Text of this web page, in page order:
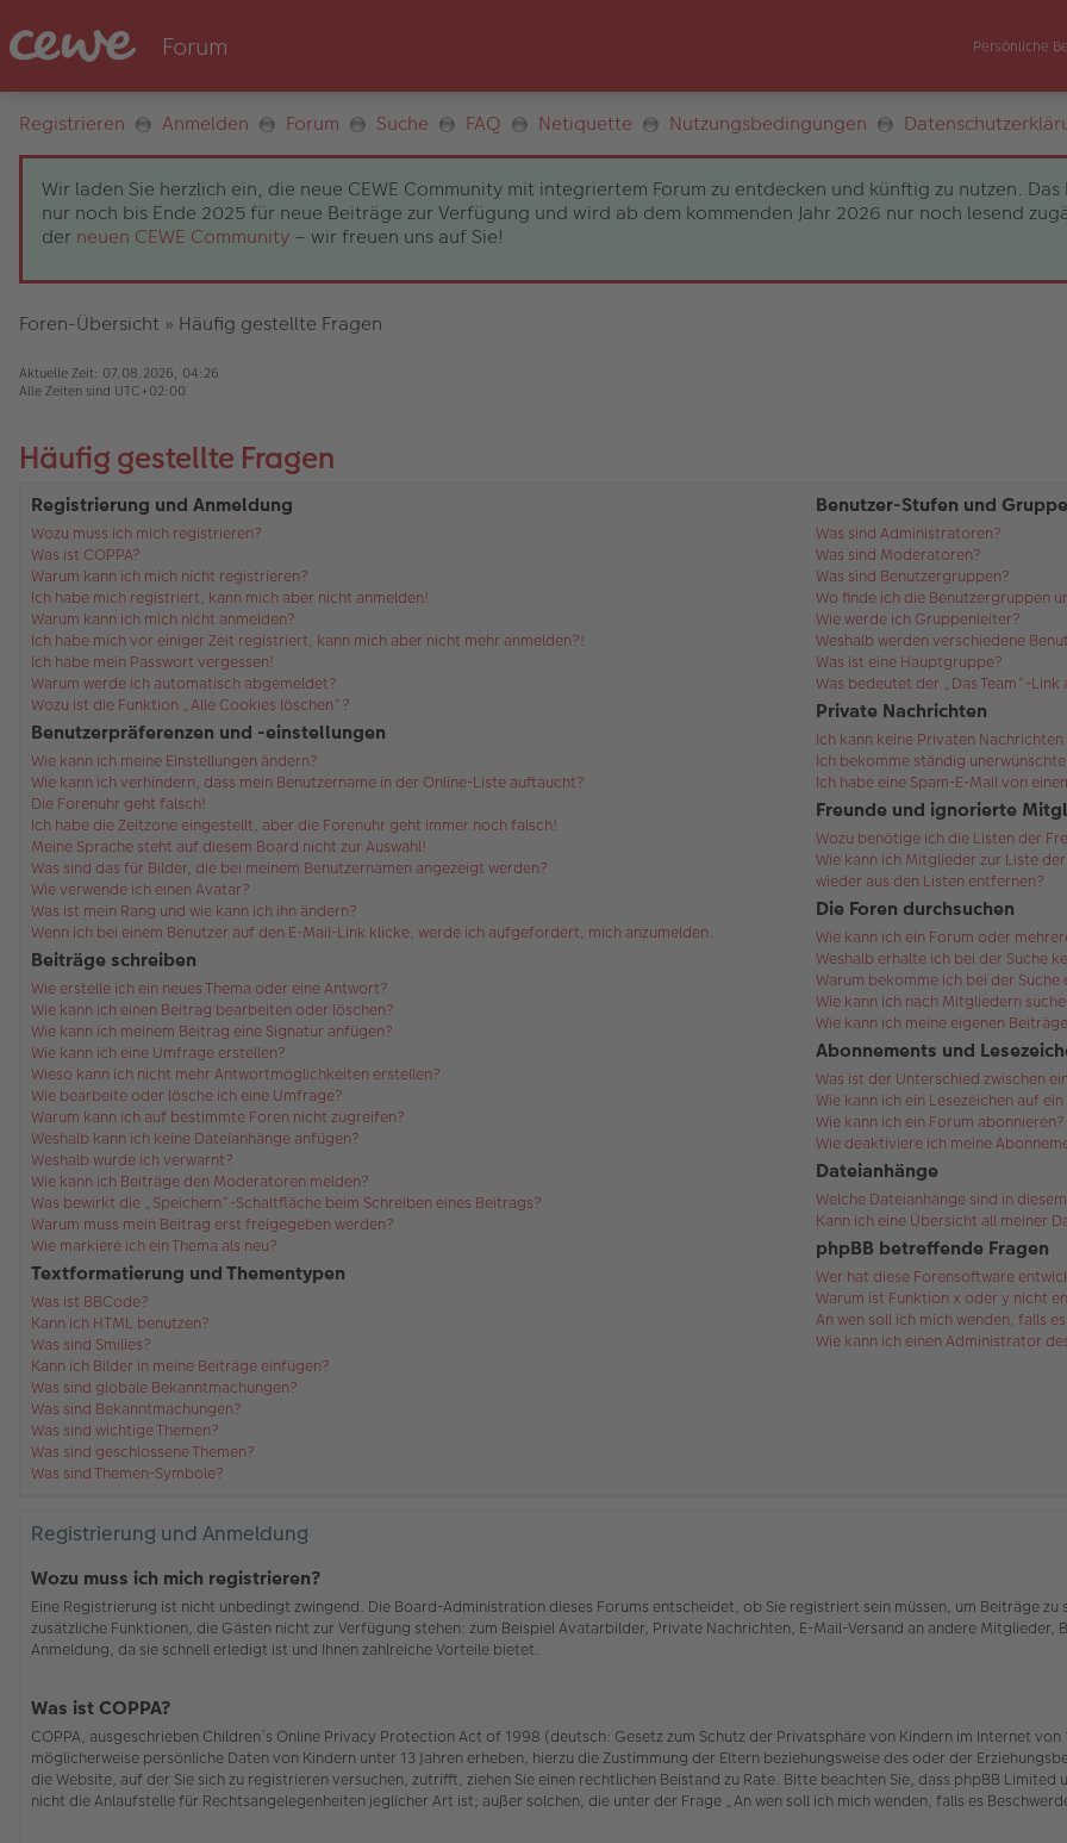
Persönliche
Registrieren Anmelden Forum Suche FAQ Netiquette Nutzungsbedingungen
Wir laden Sie herzlich ein, die neue CEWE Community mit integriertem Forum zu entdecken und künftig zu nutzen.
nur noch bis Ende 2025 für neue Beiträge zur Verfügung und wird ab dem kommenden Jahr 2026 nur noch lesend
der neuen CEWE Community – wir freuen uns auf Sie!
Foren-Übersicht » Häufig gestellte Fragen
Aktuelle Zeit: 07.08.2026, 04:26
Alle Zeiten sind UTC+02:00
Häufig gestellte Fragen
Registrierung und Anmeldung
Wozu muss ich mich registrieren?
Was ist COPPA?
Warum kann ich mich nicht registrieren?
Ich habe mich registriert, kann mich aber nicht anmelden!
Warum kann ich mich nicht anmelden?
Ich habe mich vor einiger Zeit registriert, kann mich aber nicht mehr anmelden?!
Ich habe mein Passwort vergessen!
Warum werde ich automatisch abgemeldet?
Wozu ist die Funktion „Alle Cookies löschen“?
Benutzerpräferenzen und -einstellungen
Wie kann ich meine Einstellungen ändern?
Wie kann ich verhindern, dass mein Benutzername in der Online-Liste auftaucht?
Die Forenuhr geht falsch!
Ich habe die Zeitzone eingestellt, aber die Forenuhr geht immer noch falsch!
Meine Sprache steht auf diesem Board nicht zur Auswahl!
Was sind das für Bilder, die bei meinem Benutzernamen angezeigt werden?
Wie verwende ich einen Avatar?
Was ist mein Rang und wie kann ich ihn ändern?
Wenn ich bei einem Benutzer auf den E-Mail-Link klicke, werde ich aufgefordert, mich anzumelden.
Beiträge schreiben
Wie erstelle ich ein neues Thema oder eine Antwort?
Wie kann ich einen Beitrag bearbeiten oder löschen?
Wie kann ich meinem Beitrag eine Signatur anfügen?
Wie kann ich eine Umfrage erstellen?
Wieso kann ich nicht mehr Antwortmöglichkeiten erstellen?
Wie bearbeite oder lösche ich eine Umfrage?
Warum kann ich auf bestimmte Foren nicht zugreifen?
Weshalb kann ich keine Dateianhänge anfügen?
Weshalb wurde ich verwarnt?
Wie kann ich Beiträge den Moderatoren melden?
Was bewirkt die „Speichern“-Schaltfläche beim Schreiben eines Beitrags?
Warum muss mein Beitrag erst freigegeben werden?
Wie markiere ich ein Thema als neu?
Textformatierung und Thementypen
Was ist BBCode?
Kann ich HTML benutzen?
Was sind Smilies?
Kann ich Bilder in meine Beiträge einfügen?
Was sind globale Bekanntmachungen?
Was sind Bekanntmachungen?
Was sind wichtige Themen?
Was sind geschlossene Themen?
Was sind Themen-Symbole?
Benutzer-Stufen und
Was sind Administratoren?
Was sind Moderatoren?
Was sind Benutzergruppen?
Wo finde ich die Benutzergruppen
Wie werde ich Gruppenleiter?
Weshalb werden verschiedene
Was ist eine Hauptgruppe?
Was bedeutet der „Das Team“-
Private Nachrichten
Ich kann keine Privaten
Ich bekomme ständig
Ich habe eine Spam-E-Mail von
Freunde und ignorierte
Wozu benötige ich die Listen der
Wie kann ich Mitglieder zur Liste
wieder aus den Listen entfernen?
Die Foren durchsuchen
Wie kann ich ein Forum oder
Weshalb erhalte ich bei der Suche
Warum bekomme ich bei der Suche
Wie kann ich nach Mitgliedern
Wie kann ich meine eigenen
Abonnements und
Was ist der Unterschied zwischen
Wie kann ich ein Lesezeichen auf
Wie kann ich ein Forum abonnieren?
Wie deaktiviere ich meine
Dateianhänge
Welche Dateianhänge sind in
Kann ich eine Übersicht all meiner
phpBB betreffende Fragen
Wer hat diese Forensoftware
Warum ist Funktion x oder y nicht
An wen soll ich mich wenden, falls
Wie kann ich einen Administrator
Registrierung und Anmeldung
Wozu muss ich mich registrieren?
Eine Registrierung ist nicht unbedingt zwingend. Die Board-Administration dieses Forums entscheidet, ob Sie registriert sein müssen, um Beiträge
zusätzliche Funktionen, die Gästen nicht zur Verfügung stehen: zum Beispiel Avatarbilder, Private Nachrichten, E-Mail-Versand an andere
Anmeldung, da sie schnell erledigt ist und Ihnen zahlreiche Vorteile bietet.
Was ist COPPA?
COPPA, ausgeschrieben Children’s Online Privacy Protection Act of 1998 (deutsch: Gesetz zum Schutz der Privatsphäre von Kindern im Internet
möglicherweise persönliche Daten von Kindern unter 13 Jahren erheben, hierzu die Zustimmung der Eltern beziehungsweise des oder der
die Website, auf der Sie sich zu registrieren versuchen, zutrifft, ziehen Sie einen rechtlichen Beistand zu Rate. Bitte beachten Sie, dass phpBB
nicht die Anlaufstelle für Rechtsangelegenheiten jeglicher Art ist; außer solchen, die unter der Frage „An wen soll ich mich wenden, falls es